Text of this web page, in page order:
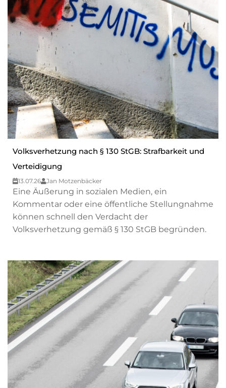
Volksverhetzung nach § 130 StGB: Strafbarkeit und
Verteidigung
13.07.26 Jan Motzenbäcker
Eine Äußerung in sozialen Medien, ein
Kommentar oder eine öffentliche Stellungnahme
können schnell den Verdacht der
Volksverhetzung gemäß § 130 StGB begründen.